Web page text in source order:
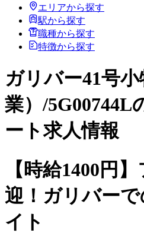
エリアから探す
駅から探す
職種から探す
特徴から探す
ガリバー41号
業）/5G00744L
ート求人情報
【時給1400円
迎！ガリバー
イト